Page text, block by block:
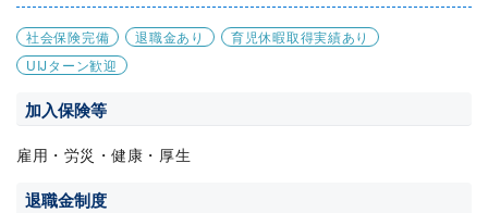
社会保険完備 退職金あり
育児休暇取得実績あり
UIJターン歓迎
加入保険等
雇用・労災・健康・厚生
退職金制度